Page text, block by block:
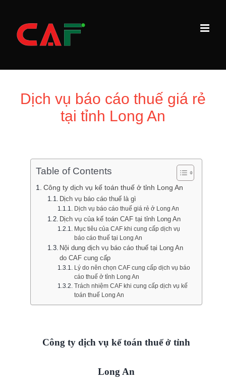
content
Dịch vụ báo cáo thuế giá rẻ
tại tỉnh Long An
Table of Contents
Công ty dịch vụ kế toán thuế ở tỉnh Long An
Dịch vụ báo cáo thuế là gì
Dịch vụ báo cáo thuế giá rẻ ở Long An
Dịch vụ của kế toán CAF tại tỉnh Long An
Mục tiêu của CAF khi cung cấp dịch vụ
báo cáo thuế tại Long An
Nội dung dịch vụ báo cáo thuế tại Long An
do CAF cung cấp
Lý do nên chọn CAF cung cấp dịch vụ báo
cáo thuế ở tỉnh Long An
Trách nhiệm CAF khi cung cấp dịch vụ kế
toán thuế Long An
Công ty dịch vụ kế toán thuế ở tỉnh
Long An